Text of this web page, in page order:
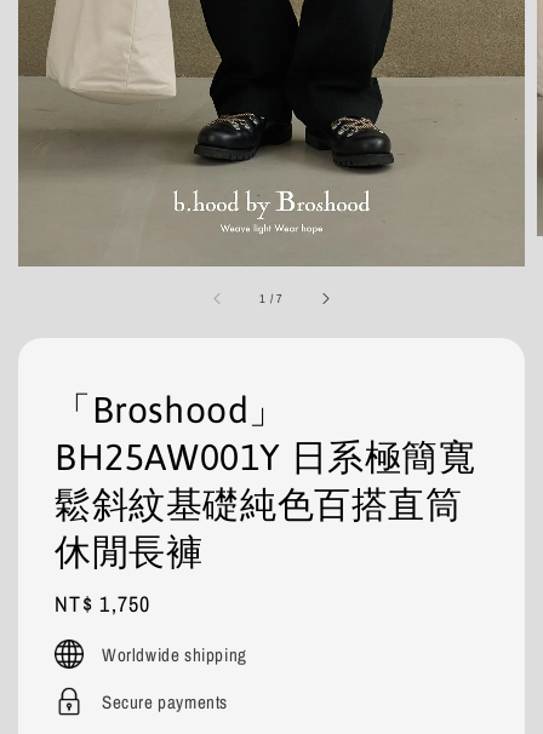
1 /7
「Broshood」
BH25AW001Y 日系極簡寬
鬆斜紋基礎純色百搭直筒
休閒長褲
Regular
price
NT$ 1,750
Worldwide shipping
Secure payments